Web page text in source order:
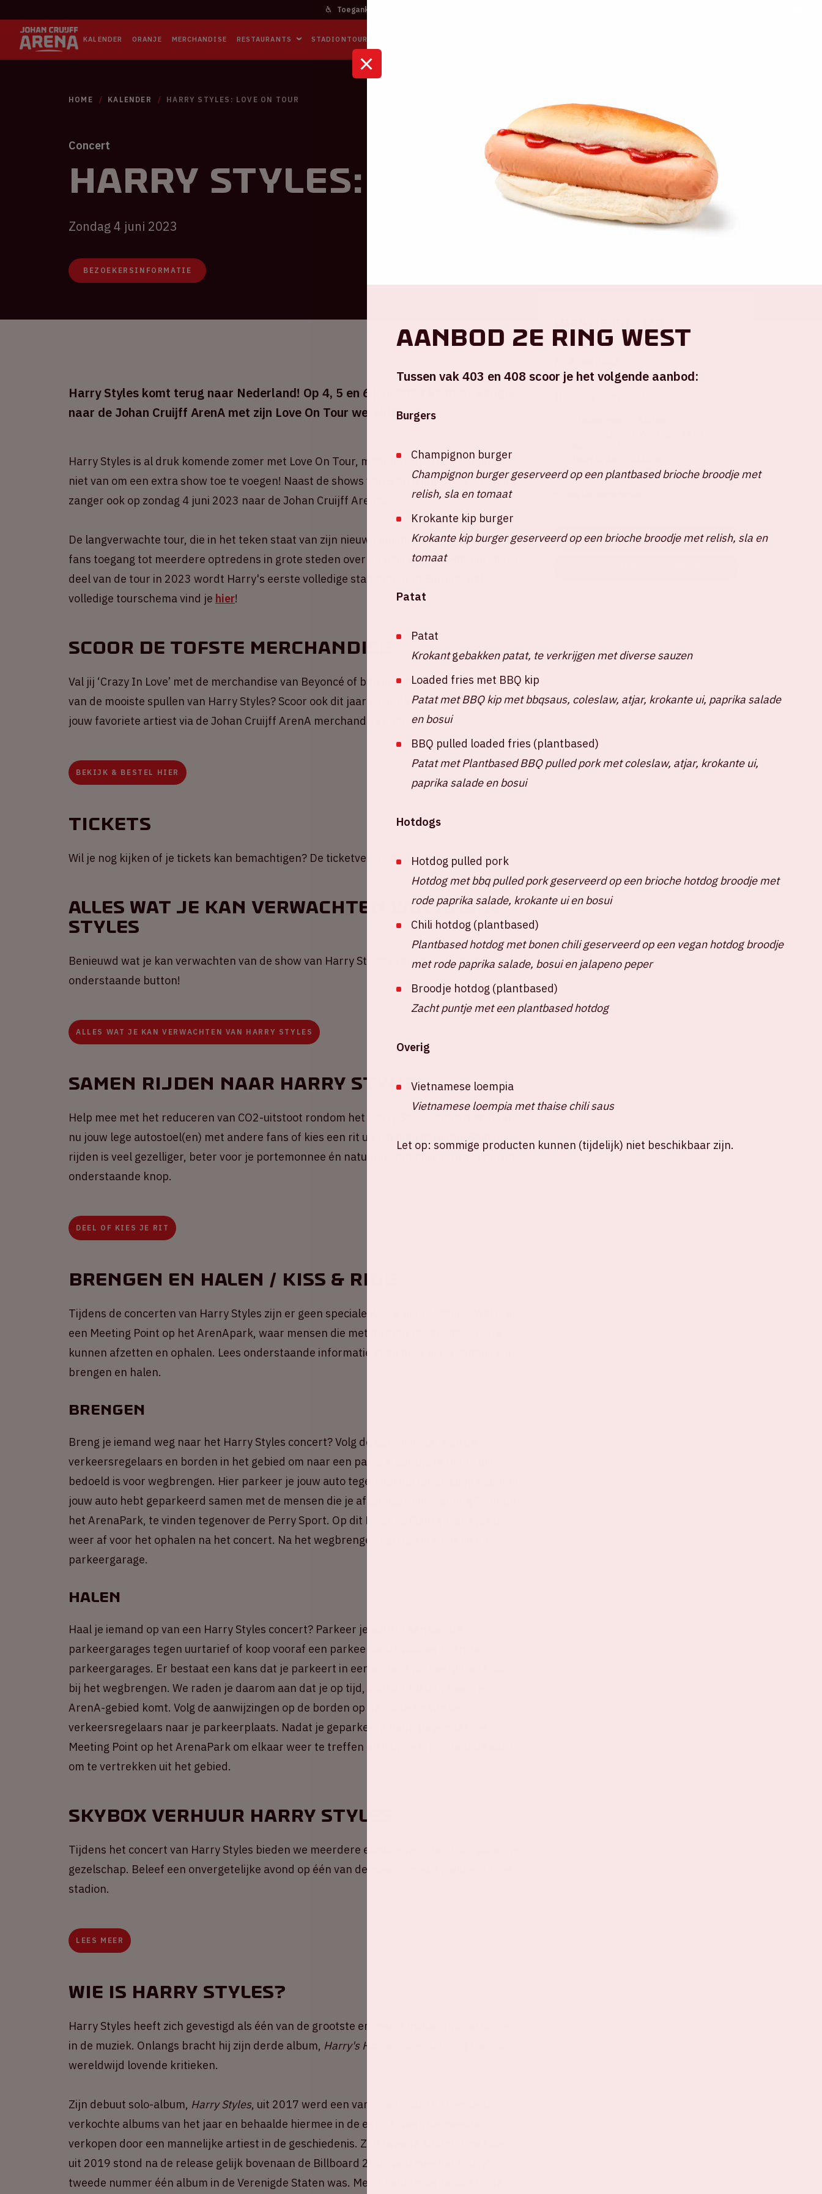
Toegankelijkheid
KALENDER ORANJE MERCHANDISE RESTAURANTS STADIONTOURS
HOME KALENDER HARRY STYLES: LOVE ON TOUR
Concert
Harry Styles: Love On Tour
Zondag 4 juni 2023
BEZOEKERSINFORMATIE
Harry Styles komt terug naar Nederland! Op 4, 5 en 6 juni 2023 komt de zanger
naar de Johan Cruijff ArenA met zijn Love On Tour wereldtournee.
Harry Styles is al druk komende zomer met Love On Tour, maar dat weerhoudt hem er
niet van om een extra show toe te voegen! Naast de shows van 5 en 6 juni 2023, komt de
zanger ook op zondag 4 juni 2023 naar de Johan Cruijff ArenA.
De langverwachte tour, die in het teken staat van zijn nieuwe albumHarry's House,geeft
fans toegang tot meerdere optredens in grote steden over de hele wereld. Het Europese
deel van de tour in 2023 wordt Harry's eerste volledige stadiontour in Europa. Het
volledige tourschema vind je hier!
Scoor de tofste merchandise
Val jij ‘Crazy In Love’ met de merchandise van Beyoncé of ben jij aan het ‘Daydreaming’
van de mooiste spullen van Harry Styles? Scoor ook dit jaar weer de tofste items van
jouw favoriete artiest via de Johan Cruijff ArenA merchandise shop.
BEKIJK & BESTEL HIER
Tickets
Wil je nog kijken of je tickets kan bemachtigen? De ticketverkoop verloopt viaMojo .
Alles wat je kan verwachten van Harry
Styles
Benieuwd wat je kan verwachten van de show van Harry Styles? Lees ons blog via
onderstaande button!
ALLES WAT JE KAN VERWACHTEN VAN HARRY STYLES
Samen rijden naar Harry Styles
Help mee met het reduceren van CO2-uitstoot rondom het Harry Styles concert 💚 Deel
nu jouw lege autostoel(en) met andere fans of kies een rit uit om mee te rijden. Samen
rijden is veel gezelliger, beter voor je portemonnee én natuurlijk het milieu. Druk snel op
onderstaande knop.
DEEL OF KIES JE RIT
Brengen en halen / Kiss & Ride
Tijdens de concerten van Harry Styles zijn er geen speciale Kiss & Ride-locaties. Wel is er
een Meeting Point op het ArenApark, waar mensen die met de auto reizen, bezoekers
kunnen afzetten en ophalen. Lees onderstaande informatie goed door als je iemand wil
brengen en halen.
Brengen
Breng je iemand weg naar het Harry Styles concert? Volg de aanwijzingen van de
verkeersregelaars en borden in het gebied om naar een parkeergarage te rijden die
bedoeld is voor wegbrengen. Hier parkeer je jouw auto tegen het uurtarief. Loop nadat je
jouw auto hebt geparkeerd samen met de mensen die je afzet naar het Meeting Point op
het ArenaPark, te vinden tegenover de Perry Sport. Op dit Meeting Point spreek je ook
weer af voor het ophalen na het concert. Na het wegbrengen vertrek je weer uit de
parkeergarage.
Halen
Haal je iemand op van een Harry Styles concert? Parkeer je auto in één van de
parkeergarages tegen uurtarief of koop vooraf een parkeerkaart voor een van de
parkeergarages. Er bestaat een kans dat je parkeert in een andere parkeergarage als
bij het wegbrengen. We raden je daarom aan dat je op tijd, voor 22.00 uur, naar het
ArenA-gebied komt. Volg de aanwijzingen op de borden op de route en van de
verkeersregelaars naar je parkeerplaats. Nadat je geparkeerd hebt, ga je naar het
Meeting Point op het ArenaPark om elkaar weer te treffen en loop je terug naar de auto
om te vertrekken uit het gebied.
Skybox verhuur Harry Styles
Tijdens het concert van Harry Styles bieden we meerdere exclusieve opties voor jou en je
gezelschap. Beleef een onvergetelijke avond op één van de meest unieke plekken in het
stadion.
LEES MEER
Wie is Harry Styles?
Harry Styles heeft zich gevestigd als één van de grootste en meest invloedrijke artiesten
in de muziek. Onlangs bracht hij zijn derde album, Harry's House
wereldwijd lovende kritieken.
Zijn debuut solo-album, Harry Styles, uit 2017 werd een van 's werelds top tien best
verkochte albums van het jaar en behaalde hiermee in de eerste week de meeste
verkopen door een mannelijke artiest in de geschiedenis. Zijn tweede album,
uit 2019 stond na de release gelijk bovenaan de Billboard 200, waarmee het Harry's
tweede nummer één album in de Verenigde Staten was. Met dit album behaalde hij de
Verwacht einde – 22.30 uur
KOOP TICKETS
Aanbod 2e ring West
Tussen vak 403 en 408 scoor je het volgende aanbod:
Burgers
Champignon burger
Champignon burger geserveerd op een plantbased brioche broodje met
relish, sla en tomaat
Krokante kip burger
Krokante kip burger geserveerd op een brioche broodje met relish, sla en
tomaat
Patat
Patat
Krokantgebakken patat, te verkrijgen met diverse sauzen
Loaded fries met BBQ kip
Patat met BBQ kip met bbqsaus, coleslaw, atjar, krokante ui, paprika salade
en bosui
BBQ pulled loaded fries (plantbased)
Patat met Plantbased BBQ pulled pork met coleslaw, atjar, krokante ui,
paprika salade en bosui
Hotdogs
Hotdog pulled pork
Hotdog met bbq pulled pork geserveerd op een brioche hotdog broodje met
rode paprika salade, krokante ui en bosui
Chili hotdog (plantbased)
Plantbased hotdog met bonen chili geserveerd op een vegan hotdog broodje
met rode paprika salade, bosui en jalapeno peper
Broodje hotdog (plantbased)
Zacht puntje met een plantbased hotdog
Overig
Vietnamese loempia
Vietnamese loempia met thaise chili saus
Let op: sommige producten kunnen (tijdelijk) niet beschikbaar zijn.